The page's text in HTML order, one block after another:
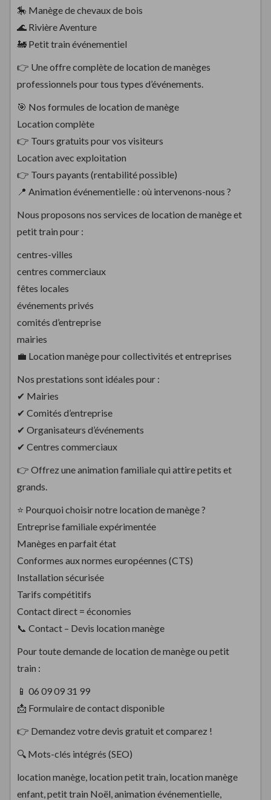
🎠 Manège de chevaux de bois
🌊 Rivière Aventure
🚂 Petit train événementiel
👉 Une offre complète de location de manèges
professionnels pour tous types d’événements.
🎯 Nos formules de location de manège
Location complète
👉 Tours gratuits pour vos visiteurs
Location avec exploitation
👉 Tours payants (rentabilité possible)
📍 Animation événementielle : où intervenons-nous ?
Nous proposons nos services de location de manège et
petit train pour :
centres-villes
centres commerciaux
fêtes locales
événements privés
comités d’entreprise
mairies
💼 Location manège pour collectivités et entreprises
Nos prestations sont idéales pour :
✔ Mairies
✔ Comités d’entreprise
✔ Organisateurs d’événements
✔ Centres commerciaux
👉 Offrez une animation familiale qui attire petits et
grands.
⭐ Pourquoi choisir notre location de manège ?
Entreprise familiale expérimentée
Manèges en parfait état
Conformes aux normes européennes (CTS)
Installation sécurisée
Tarifs compétitifs
Contact direct = économies
📞 Contact – Devis location manège
Pour toute demande de location de manège ou petit
train :
📱 06 09 09 31 99
📩 Formulaire de contact disponible
👉 Demandez votre devis gratuit et comparez !
🔍 Mots-clés intégrés (SEO)
location manège, location petit train, location manège
enfant, petit train Noël, animation événementielle,